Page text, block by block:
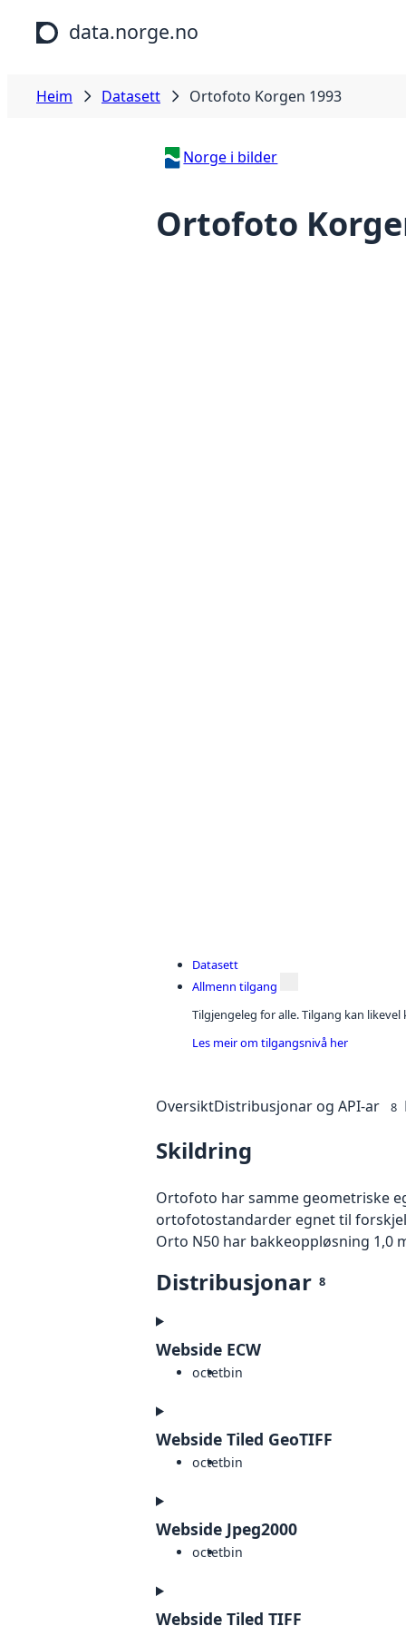
Hopp til hovudinnhald
data.norge.no
Heim Datasett Ortofoto Korgen 1993
Norge i bilder
Ortofoto
Datasett
Allmenn tilgang
Tilgjengeleg for alle. Tilgang kan
Les meir om tilgangsnivå her
OversiktDistribusjonar og API-ar 8
Skildring
Ortofoto har samme geometriske
ortofotostandarder egnet til
Orto N50 har bakkeoppløsning 1,0
Distribusjonar 8
Webside ECW
octetbin
Webside Tiled GeoTIFF
octetbin
Webside Jpeg2000
octetbin
Webside Tiled TIFF